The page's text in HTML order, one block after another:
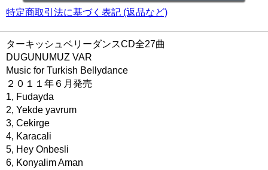
特定商取引法に基づく表記 (返品など)
ターキッシュベリーダンスCD全27曲
DUGUNUMUZ VAR
Music for Turkish Bellydance
２０１１年６月発売
1, Fudayda
2, Yekde yavrum
3, Cekirge
4, Karacali
5, Hey Onbesli
6, Konyalim Aman